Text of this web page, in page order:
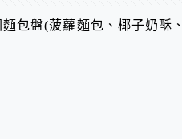
包盤(菠蘿麵包、椰子奶酥